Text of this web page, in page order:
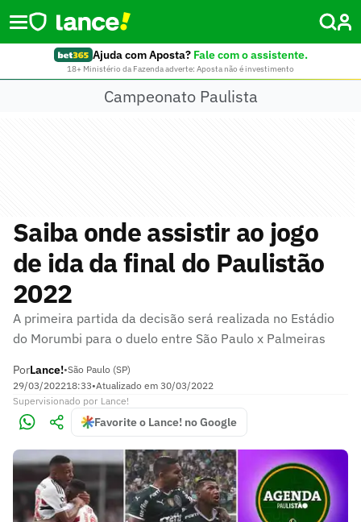
Ajuda com Aposta? Fale com o assistente.
18+ Ministério da Fazenda adverte: Aposta não é investimento
Campeonato Paulista
Saiba onde assistir ao jogo
de ida da final do Paulistão
2022
A primeira partida da decisão será realizada no Estádio
do Morumbi para o duelo entre São Paulo x Palmeiras
PorLance!•São Paulo (SP)
29/03/202218:33•Atualizado em 30/03/2022
Supervisionado por Lance!
Favorite o Lance! no Google